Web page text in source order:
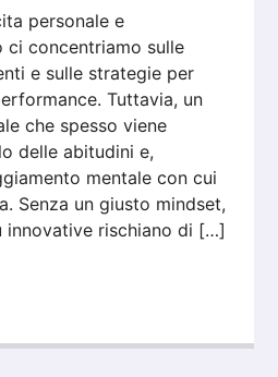
personale e
ci concentriamo sulle
e sulle strategie per
Tuttavia, un
che spesso viene
delle abitudini e,
mentale con cui
Senza un giusto mindset,
innovative rischiano di […]